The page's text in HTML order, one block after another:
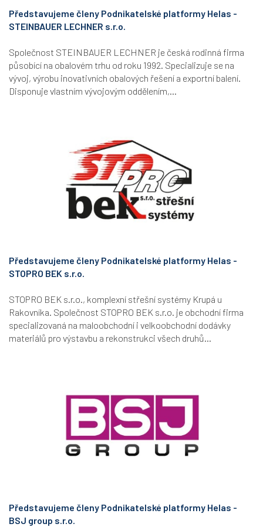
Představujeme členy Podnikatelské platformy Helas -
STEINBAUER LECHNER s.r.o.
Společnost STEINBAUER LECHNER je česká rodinná firma
působící na obalovém trhu od roku 1992. Specializuje se na
vývoj, výrobu inovativních obalových řešení a exportní balení.
Disponuje vlastním vývojovým oddělením,...
Představujeme členy Podnikatelské platformy Helas -
STOPRO BEK s.r.o.
STOPRO BEK s.r.o., komplexní střešní systémy Krupá u
Rakovníka. Společnost STOPRO BEK s.r.o. je obchodní firma
specializovaná na maloobchodní i velkoobchodní dodávky
materiálů pro výstavbu a rekonstrukci všech druhů...
Představujeme členy Podnikatelské platformy Helas -
BSJ group s.r.o.